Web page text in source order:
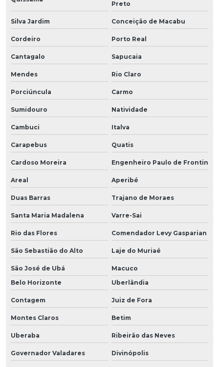
Preto
Silva Jardim Conceição de Macabu
Cordeiro Porto Real
Cantagalo Sapucaia
Mendes Rio Claro
Porciúncula Carmo
Sumidouro Natividade
Cambuci Italva
Carapebus Quatis
Cardoso Moreira Engenheiro Paulo de Frontin
Areal Aperibé
Duas Barras Trajano de Moraes
Santa Maria Madalena Varre-Sai
Rio das Flores Comendador Levy Gasparian
São Sebastião do Alto Laje do Muriaé
São José de Ubá
Macuco
Belo Horizonte
Uberlândia
Contagem Juiz de Fora
Montes Claros Betim
Uberaba Ribeirão das Neves
Governador Valadares Divinópolis